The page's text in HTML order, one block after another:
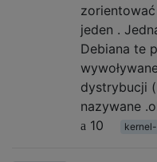
jeden .
Debiana te
dystrybucji
nazywane
10